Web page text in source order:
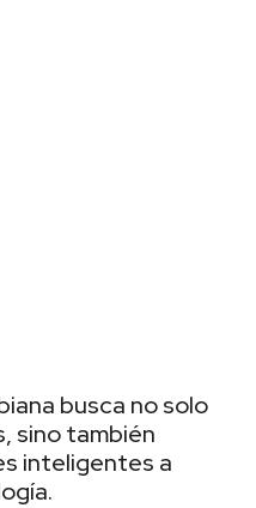
busca no solo
sino también
inteligentes a